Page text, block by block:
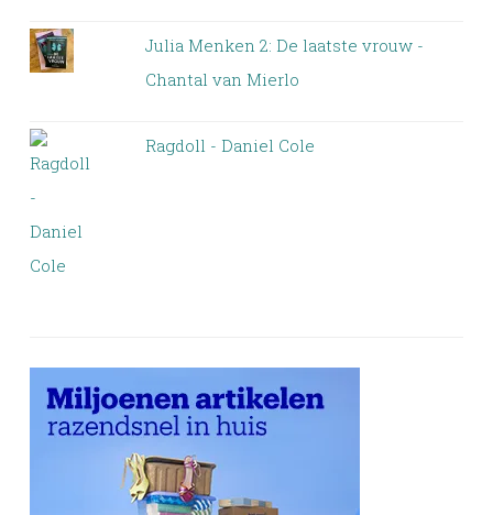
Julia Menken 2: De laatste vrouw -
Chantal van Mierlo
Ragdoll - Daniel Cole